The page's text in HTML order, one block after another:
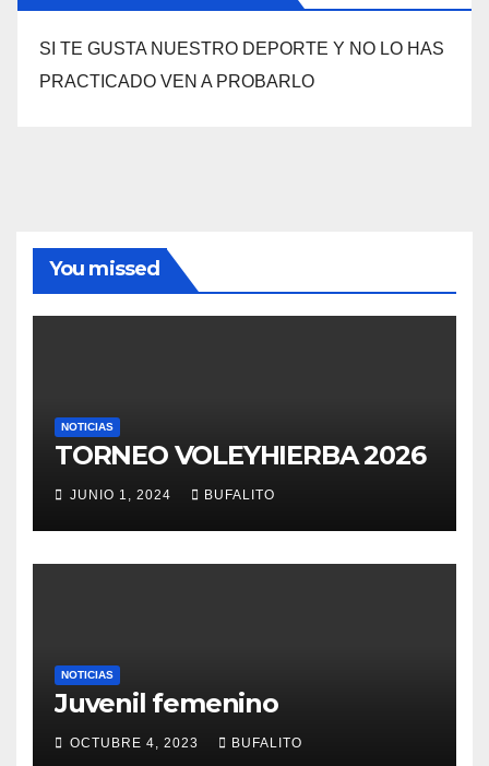
SI TE GUSTA NUESTRO DEPORTE Y NO LO HAS
PRACTICADO VEN A PROBARLO
You missed
NOTICIAS
TORNEO VOLEYHIERBA 2026
JUNIO 1, 2024 BUFALITO
NOTICIAS
Juvenil femenino
OCTUBRE 4, 2023 BUFALITO